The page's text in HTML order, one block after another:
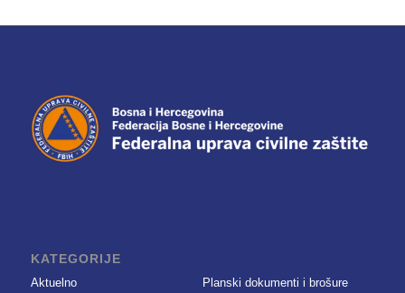
KATEGORIJE
Aktuelno
Planski dokumenti i brošure